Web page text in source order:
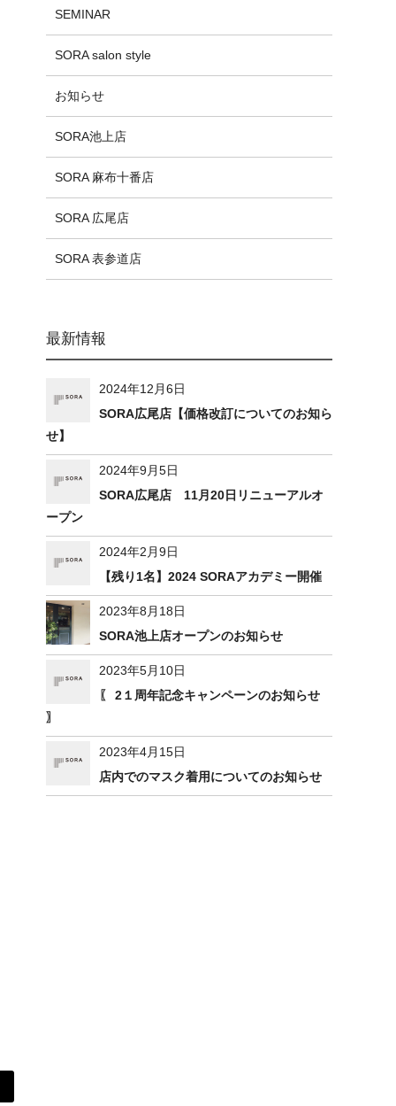
SEMINAR
SORA salon style
お知らせ
SORA池上店
SORA 麻布十番店
SORA 広尾店
SORA 表参道店
最新情報
2024年12月6日
SORA広尾店【価格改訂についてのお知ら
せ】
2024年9月5日
SORA広尾店 11月20日リニューアルオ
ープン
2024年2月9日
【残り1名】2024 SORAアカデミー開催
2023年8月18日
SORA池上店オープンのお知らせ
2023年5月10日
〖 2１周年記念キャンペーンのお知らせ
〗
2023年4月15日
店内でのマスク着用についてのお知らせ